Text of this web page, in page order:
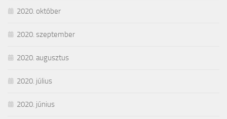
2020. október
2020. szeptember
2020. augusztus
2020. július
2020. június